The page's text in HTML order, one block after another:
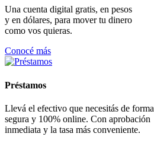
Una cuenta digital gratis, en pesos
y en dólares, para mover tu dinero
como vos quieras.
Conocé más
Préstamos
Llevá el efectivo que necesitás de forma
segura y 100% online. Con aprobación
inmediata y la tasa más conveniente.